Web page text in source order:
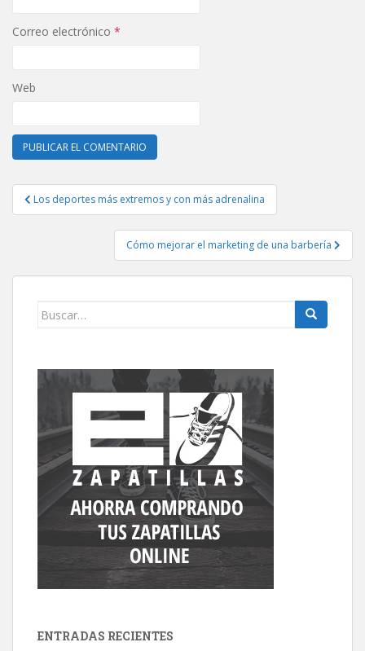
Correo electrónico *
Web
Navegación
de
Los deportes más extremos y con más adrenalina
Cómo mejorar el marketing de una barbería
Buscar:
ENTRADAS RECIENTES